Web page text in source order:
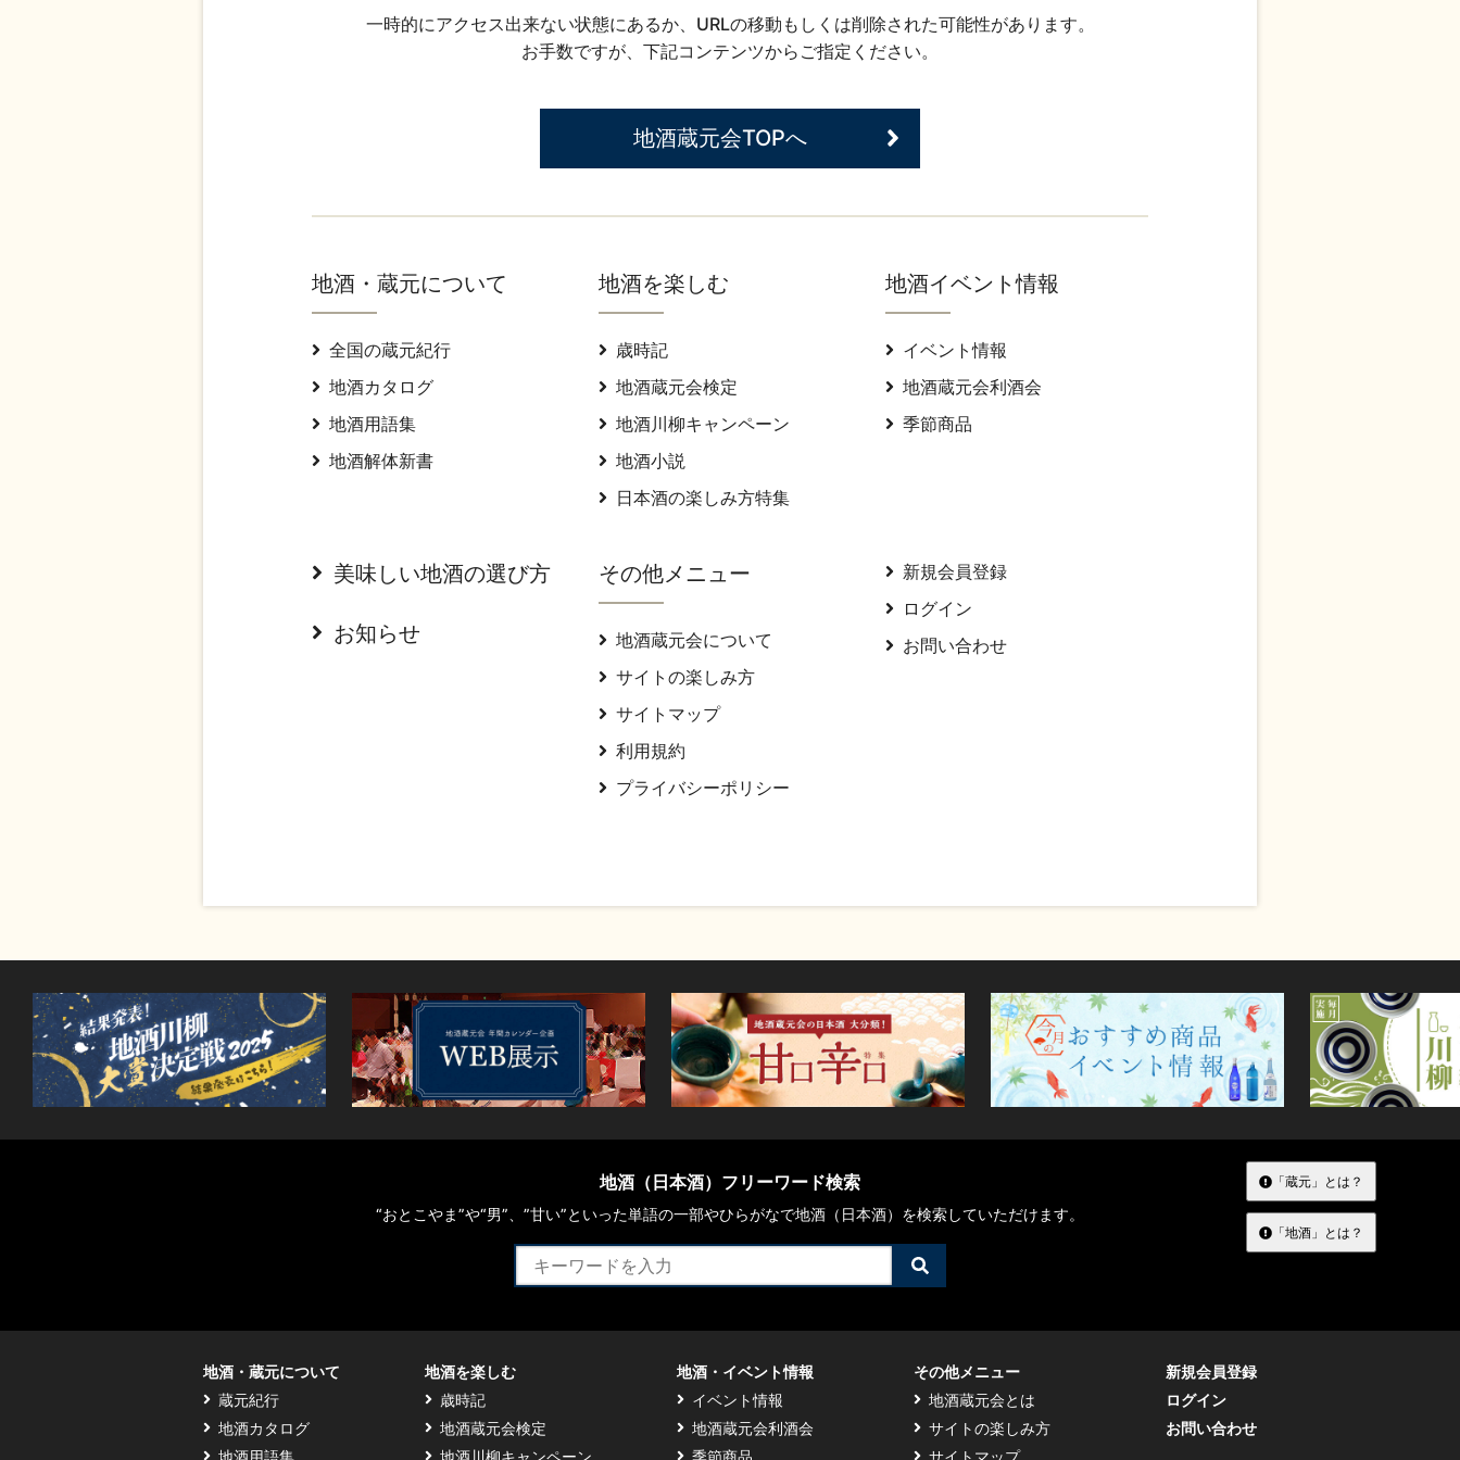
一時的にアクセス出来ない状態にあるか、URLの移動もしくは削除された可能性があります。
お手数ですが、下記コンテンツからご指定ください。
地酒蔵元会TOPへ
地酒・蔵元について
全国の蔵元紀行
地酒カタログ
地酒用語集
地酒解体新書
地酒を楽しむ
歳時記
地酒蔵元会検定
地酒川柳キャンペーン
地酒小説
日本酒の楽しみ方特集
地酒イベント情報
イベント情報
地酒蔵元会利酒会
季節商品
美味しい地酒の選び方
お知らせ
その他メニュー
地酒蔵元会について
サイトの楽しみ方
サイトマップ
利用規約
プライバシーポリシー
新規会員登録
ログイン
お問い合わせ
地酒（日本酒）フリーワード検索
“おとこやま”や“男”、”甘い”といった単語の一部やひらがなで地酒（日本酒）を検索していただけます。
検
索
「蔵元」とは？
「地酒」とは？
地酒・蔵元について
蔵元紀行
地酒カタログ
地酒を楽しむ
歳時記
地酒蔵元会検定
地酒・イベント情報
イベント情報
地酒蔵元会利酒会
その他メニュー
地酒蔵元会とは
サイトの楽しみ方
新規会員登録
ログイン
お問い合わせ